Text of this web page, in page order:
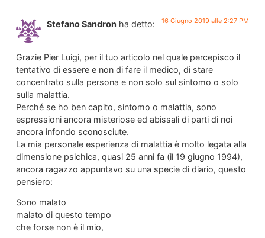
Stefano Sandron ha detto: 16 Giugno 2019 alle 2:27 PM
Grazie Pier Luigi, per il tuo articolo nel quale percepisco il
tentativo di essere e non di fare il medico, di stare
concentrato sulla persona e non solo sul sintomo o solo
sulla malattia.
Perché se ho ben capito, sintomo o malattia, sono
espressioni ancora misteriose ed abissali di parti di noi
ancora infondo sconosciute.
La mia personale esperienza di malattia è molto legata alla
dimensione psichica, quasi 25 anni fa (il 19 giugno 1994),
ancora ragazzo appuntavo su una specie di diario, questo
pensiero:
Sono malato
malato di questo tempo
che forse non è il mio,